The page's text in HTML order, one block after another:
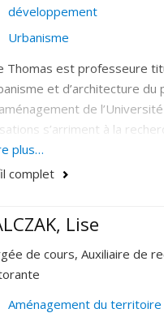
développement
Urbanisme
Thomas est professeure
et d’architecture du
de
s’arriment à la
durable, sur la
ainsi que sur
résilientes face
Depuis son arrivée
Mme Thomas a été
plus…
complet
Lise
de cours, Auxiliaire de
Aménagement du territoire